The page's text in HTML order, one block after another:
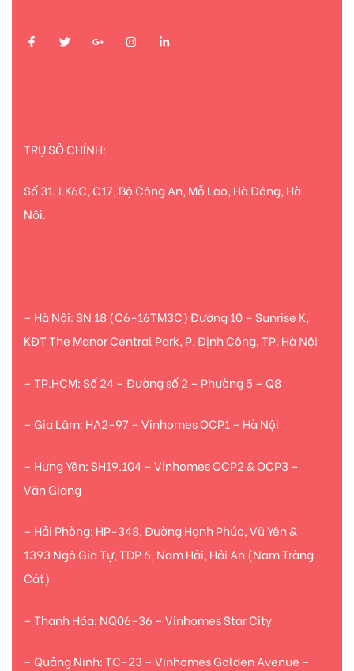
TRỤ SỞ CHÍNH:
Số 31, LK6C, C17, Bộ Công An, Mỗ Lao, Hà Đông, Hà
Nội.
– Hà Nội: SN 18 (C6-16TM3C) Đường 10 – Sunrise K,
KĐT The Manor Central Park, P. Định Công, TP. Hà Nội
– TP.HCM: Số 24 – Đường số 2 – Phường 5 – Q8
– Gia Lâm: HA2-97 – Vinhomes OCP1 – Hà Nội
– Hưng Yên: SH19.104 – Vinhomes OCP2 & OCP3 –
Văn Giang
– Hải Phòng: HP-348, Đường Hạnh Phúc, Vũ Yên &
1393 Ngô Gia Tự, TDP 6, Nam Hải, Hải An (Nam Tràng
Cát)
– Thanh Hóa: NQ06-36 – Vinhomes Star City
– Quảng Ninh: TC-23 – Vinhomes Golden Avenue –